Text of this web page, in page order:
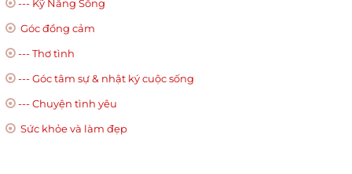
--- Kỹ Năng Sống
Góc đồng cảm
--- Thơ tình
--- Góc tâm sự & nhật ký cuộc sống
--- Chuyện tình yêu
Sức khỏe và làm đẹp